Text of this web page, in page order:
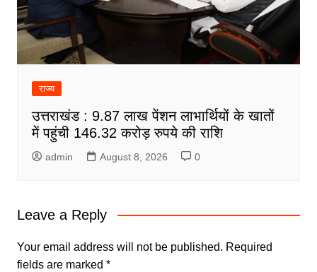
राज्य
उत्तराखंड : 9.87 लाख पेंशन लाभार्थियों के खातों
में पहुंची 146.32 करोड़ रुपये की राशि
admin August 8, 2026 0
Leave a Reply
Your email address will not be published. Required
fields are marked *